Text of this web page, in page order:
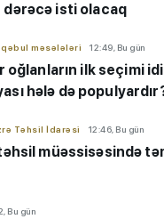
dərəcə isti olacaq
qəbul məsələləri 12:49, Bu gün
oğlanların ilk seçimi
hələ də
Təhsil İdarəsi 12:46, Bu gün
təhsil müəssisəsində
Bu gün